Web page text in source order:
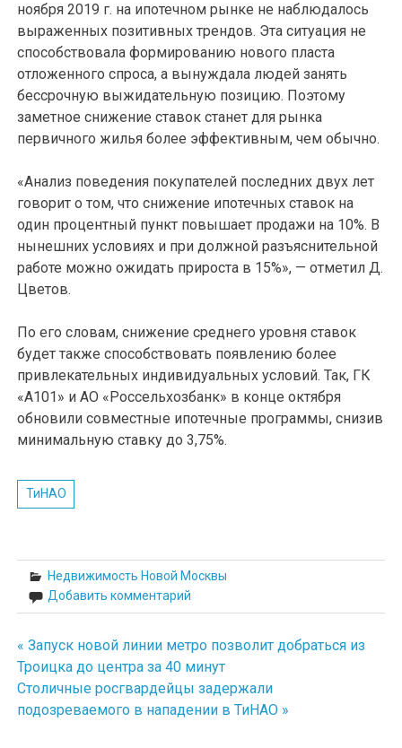
ноября 2019 г. на ипотечном рынке не наблюдалось
выраженных позитивных трендов. Эта ситуация не
способствовала формированию нового пласта
отложенного спроса, а вынуждала людей занять
бессрочную выжидательную позицию. Поэтому
заметное снижение ставок станет для рынка
первичного жилья более эффективным, чем обычно.
«Анализ поведения покупателей последних двух лет
говорит о том, что снижение ипотечных ставок на
один процентный пункт повышает продажи на 10%. В
нынешних условиях и при должной разъяснительной
работе можно ожидать прироста в 15%», — отметил Д.
Цветов.
По его словам, снижение среднего уровня ставок
будет также способствовать появлению более
привлекательных индивидуальных условий. Так, ГК
«А101» и АО «Россельхозбанк» в конце октября
обновили совместные ипотечные программы, снизив
минимальную ставку до 3,75%.
ТиНАО
Недвижимость Новой Москвы
Добавить комментарий
Навигация
по
записям
« Запуск новой линии метро позволит добраться из
Троицка до центра за 40 минут
Столичные росгвардейцы задержали
подозреваемого в нападении в ТиНАО »